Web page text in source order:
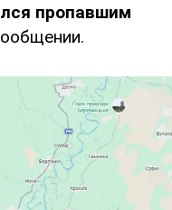
пропавшим